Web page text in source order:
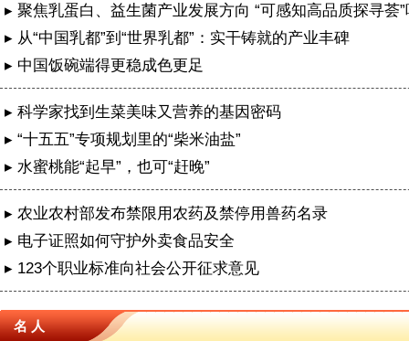
▸ 聚焦乳蛋白、益生菌产业发展方向 “可感知高品质探寻荟
特举办
▸ 从“中国乳都”到“世界乳都”：实干铸就的产业丰碑
▸ 中国饭碗端得更稳成色更足
▸ 科学家找到生菜美味又营养的基因密码
▸ “十五五”专项规划里的“柴米油盐”
▸ 水蜜桃能“起早”，也可“赶晚”
▸ 农业农村部发布禁限用农药及禁停用兽药名录
▸ 电子证照如何守护外卖食品安全
▸ 123个职业标准向社会公开征求意见
都公安再次获评两个全国“枫桥式公安派出所”
名 人